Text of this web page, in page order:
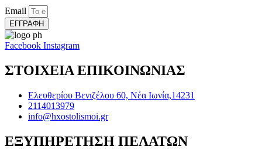
Email
ΕΓΓΡΑΦΗ
Facebook Instagram
ΣΤΟΙΧΕΙΑ ΕΠΙΚΟΙΝΩΝΙΑΣ
Ελευθερίου Βενιζέλου 60, Νέα Ιωνία,14231
2114013979
info@hxostolismoi.gr
ΕΞΥΠΗΡΕΤΗΣΗ ΠΕΛΑΤΩΝ